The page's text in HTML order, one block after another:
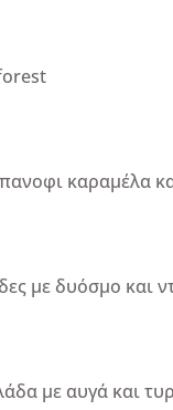
καραμέλα
με δυόσμο και
με αυγά και